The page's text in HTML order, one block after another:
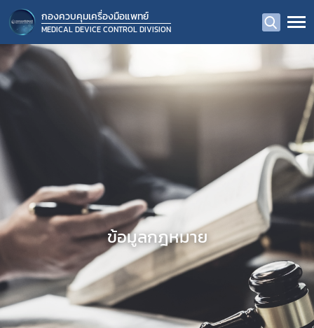
กองควบคุมเครื่องมือแพทย์
MEDICAL DEVICE CONTROL DIVISION
ข้อมูลกฎหมาย